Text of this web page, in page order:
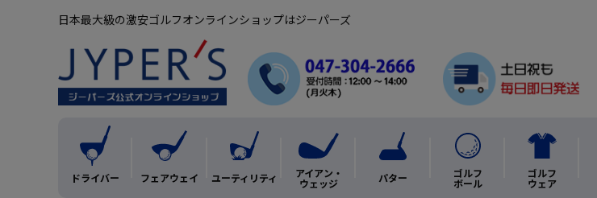
日本最大級の激安ゴルフオンラインショップはジーパーズ
ドライバー フェアウェイ ユーティリティ アイアン・
ウェッジ パター ゴルフ
ボール
ゴルフ
ウェア